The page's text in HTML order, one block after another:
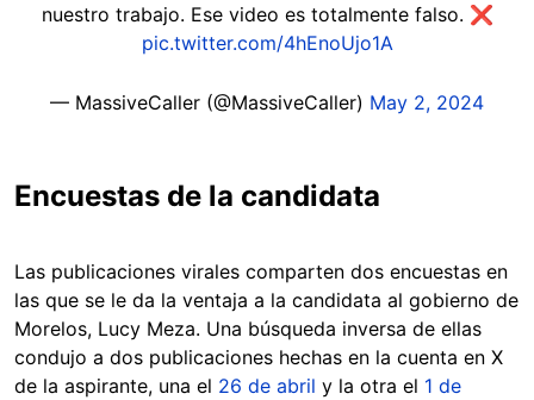
nuestro trabajo. Ese video es totalmente falso. ❌
pic.twitter.com/4hEnoUjo1A
— MassiveCaller (@MassiveCaller) May 2, 2024
Encuestas de la candidata
Las publicaciones virales comparten dos encuestas en
las que se le da la ventaja a la candidata al gobierno de
Morelos, Lucy Meza. Una búsqueda inversa de ellas
condujo a dos publicaciones hechas en la cuenta en X
de la aspirante, una el 26 de abril y la otra el 1 de